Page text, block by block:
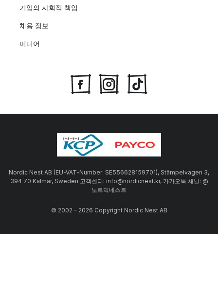
기업의 사회적 책임
채용 정보
미디어
Nordic Nest AB (EU-VAT-Number: SE556628159701), Stämpelvägen 3,
394 70 Kalmar, Sweden 고객센터: info@nordicnest.kr, 카카오톡 채널: @
노르딕네스트
© 2002 - 2026 Copyright Nordic Nest AB